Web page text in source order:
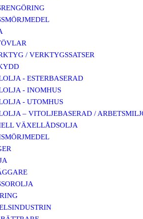
/ VERKTYGSSATSER
- ESTERBASERAD
- INOMHUS
- UTOMHUS
– VITOLJEBASERAD /
VÄXELLÅDSOLJA